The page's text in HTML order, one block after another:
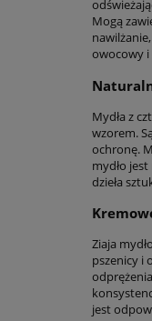
Mogą
owocowy i
Mydła z
wzorem.
ochronę.
mydło
dzieła
Ziaja
pszenicy i
jest